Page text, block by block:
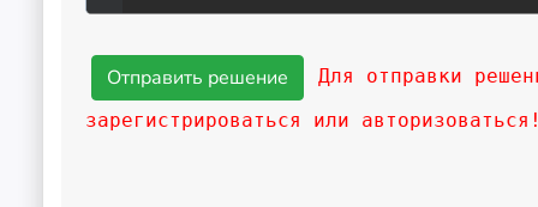
Для отправки
зарегистрироваться или